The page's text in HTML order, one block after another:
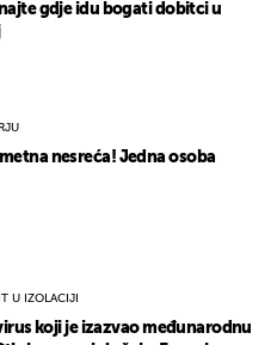
gdje idu bogati dobitci u
nesreća! Jedna osoba
U IZOLACIJI
koji je izazvao međunarodnu